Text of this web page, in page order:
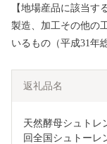
【地場産品に該当す
製造、加工その他の
いるもの（平成31年
返礼品名
天然酵母シュトレ
回全国シュトーレ